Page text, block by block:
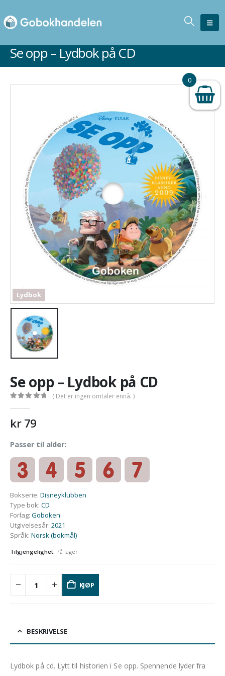
Se opp – Lydbok på CD
Lydbok
Se opp – Lydbok på CD
( Det er ingen omtaler ennå. )
kr79
Passer til alder:
Bokserie: Disneyklubben
Type bok: CD
Forlag: Goboken
Utgivelsesår: 2021
Språk: Norsk (bokmål)
Tilgjengelighet: På lager
KJØP
BESKRIVELSE
Lydbok på cd. Lytt til historien i Se opp. Spennende lyder fra
0